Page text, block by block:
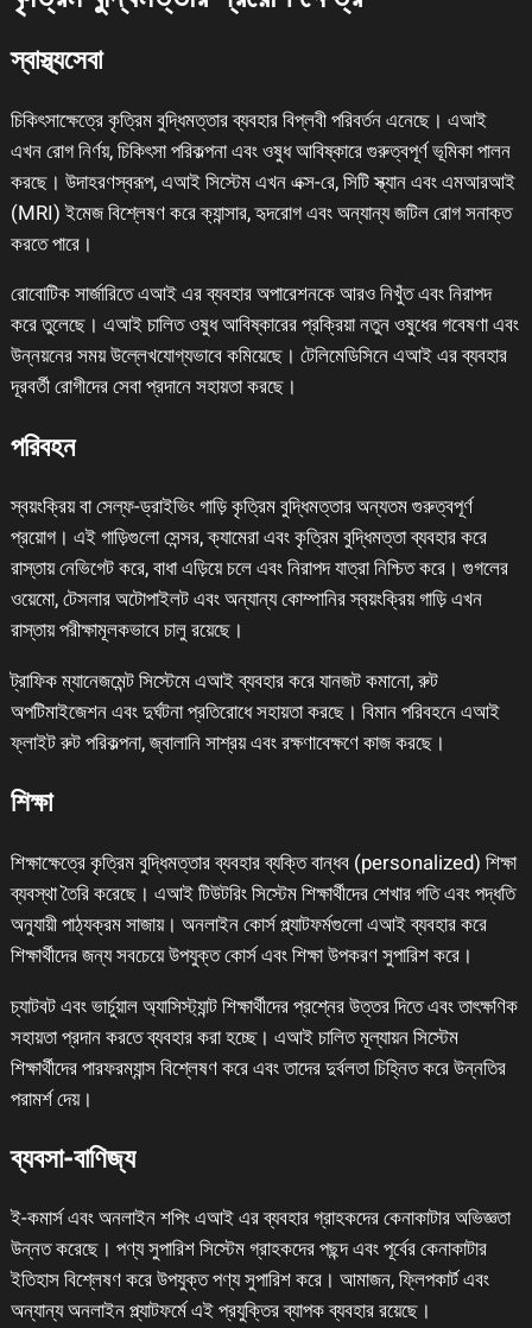
স্বাস্থ্যসেবা
চিকিৎসাক্ষেত্রে কৃত্রিম বুদ্ধিমত্তার ব্যবহার বিপ্লবী পরিবর্তন এনেছে। এআই
এখন রোগ নির্ণয়, চিকিৎসা পরিকল্পনা এবং ওষুধ আবিষ্কারে গুরুত্বপূর্ণ ভূমিকা পালন
করছে। উদাহরণস্বরূপ, এআই সিস্টেম এখন এক্স-রে, সিটি স্ক্যান এবং এমআরআই
(MRI) ইমেজ বিশ্লেষণ করে ক্যান্সার, হৃদরোগ এবং অন্যান্য জটিল রোগ সনাক্ত
করতে পারে।
রোবোটিক সার্জারিতে এআই এর ব্যবহার অপারেশনকে আরও নিখুঁত এবং নিরাপদ
করে তুলেছে। এআই চালিত ওষুধ আবিষ্কারের প্রক্রিয়া নতুন ওষুধের গবেষণা এবং
উন্নয়নের সময় উল্লেখযোগ্যভাবে কমিয়েছে। টেলিমেডিসিনে এআই এর ব্যবহার
দূরবর্তী রোগীদের সেবা প্রদানে সহায়তা করছে।
পরিবহন
স্বয়ংক্রিয় বা সেল্ফ-ড্রাইভিং গাড়ি কৃত্রিম বুদ্ধিমত্তার অন্যতম গুরুত্বপূর্ণ
প্রয়োগ। এই গাড়িগুলো সেন্সর, ক্যামেরা এবং কৃত্রিম বুদ্ধিমত্তা ব্যবহার করে
রাস্তায় নেভিগেট করে, বাধা এড়িয়ে চলে এবং নিরাপদ যাত্রা নিশ্চিত করে। গুগলের
ওয়েমো, টেসলার অটোপাইলট এবং অন্যান্য কোম্পানির স্বয়ংক্রিয় গাড়ি এখন
রাস্তায় পরীক্ষামূলকভাবে চালু রয়েছে।
ট্রাফিক ম্যানেজমেন্ট সিস্টেমে এআই ব্যবহার করে যানজট কমানো, রুট
অপটিমাইজেশন এবং দুর্ঘটনা প্রতিরোধে সহায়তা করছে। বিমান পরিবহনে এআই
ফ্লাইট রুট পরিকল্পনা, জ্বালানি সাশ্রয় এবং রক্ষণাবেক্ষণে কাজ করছে।
শিক্ষা
শিক্ষাক্ষেত্রে কৃত্রিম বুদ্ধিমত্তার ব্যবহার ব্যক্তি বান্ধব (personalized) শিক্ষা
ব্যবস্থা তৈরি করেছে। এআই টিউটরিং সিস্টেম শিক্ষার্থীদের শেখার গতি এবং পদ্ধতি
অনুযায়ী পাঠ্যক্রম সাজায়। অনলাইন কোর্স প্ল্যাটফর্মগুলো এআই ব্যবহার করে
শিক্ষার্থীদের জন্য সবচেয়ে উপযুক্ত কোর্স এবং শিক্ষা উপকরণ সুপারিশ করে।
চ্যাটবট এবং ভার্চুয়াল অ্যাসিস্ট্যান্ট শিক্ষার্থীদের প্রশ্নের উত্তর দিতে এবং তাৎক্ষণিক
সহায়তা প্রদান করতে ব্যবহার করা হচ্ছে। এআই চালিত মূল্যায়ন সিস্টেম
শিক্ষার্থীদের পারফরম্যান্স বিশ্লেষণ করে এবং তাদের দুর্বলতা চিহ্নিত করে উন্নতির
পরামর্শ দেয়।
ব্যবসা-বাণিজ্য
ই-কমার্স এবং অনলাইন শপিং এআই এর ব্যবহার গ্রাহকদের কেনাকাটার অভিজ্ঞতা
উন্নত করেছে। পণ্য সুপারিশ সিস্টেম গ্রাহকদের পছন্দ এবং পূর্বের কেনাকাটার
ইতিহাস বিশ্লেষণ করে উপযুক্ত পণ্য সুপারিশ করে। আমাজন, ফ্লিপকার্ট এবং
অন্যান্য অনলাইন প্ল্যাটফর্মে এই প্রযুক্তির ব্যাপক ব্যবহার রয়েছে।